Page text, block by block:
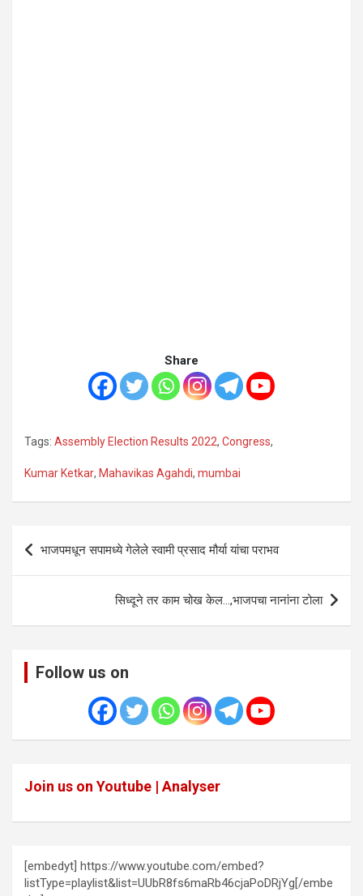
Share
Tags: Assembly Election Results 2022, Congress,
Kumar Ketkar, Mahavikas Agahdi, mumbai
Post
navigation
भाजपमधून सपामध्ये गेलेले स्वामी प्रसाद मौर्या यांचा पराभव
सिध्दूने तर काम चोख केल…,भाजपचा नानांना टोला
Follow us on
Join us on Youtube | Analyser
[embedyt] https://www.youtube.com/embed?
listType=playlist&list=UUbR8fs6maRb46cjaPoDRjYg[/embe